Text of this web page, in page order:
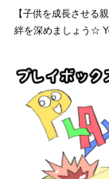
【子供を成長させる
絆を深めましょう☆